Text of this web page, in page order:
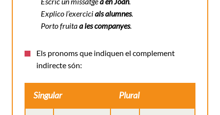
Explico l’exercicials alumnes.
Porto fruitaa les companyes.
Els pronoms que indiquen el complement
indirecte són:
Singular Plural